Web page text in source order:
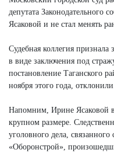
депутата Законодательного
Ясаковой и не стал менять
Судебная коллегия
в виде заключения под
постановление Таганского
ноября этого года, отклонили.
Напомним, Ирине Ясаковой
крупном размере.
уголовного дела,
«Оборонстрой»,